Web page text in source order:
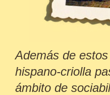
Además de
hispano-criolla
ámbito de